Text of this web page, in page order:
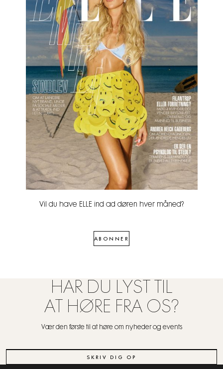
Vil du have ELLE ind ad døren hver måned?
ABONNER
HAR DU LYST TIL
AT HØRE FRA OS?
Vær den første til at høre om nyheder og events
SKRIV DIG OP